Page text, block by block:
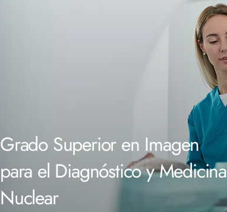
Grado Superior en Imagen
para el Diagnóstico y Medicina
Nuclear